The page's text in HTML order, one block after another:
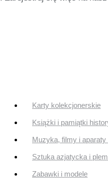
Karty kolekcjonerskie
Książki i pamiątki
Muzyka, filmy i aparaty
Sztuka azjatycka i
Zabawki i modele